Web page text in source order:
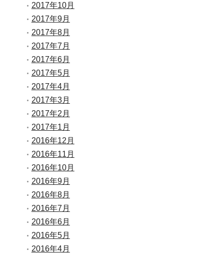
2017年10月
2017年9月
2017年8月
2017年7月
2017年6月
2017年5月
2017年4月
2017年3月
2017年2月
2017年1月
2016年12月
2016年11月
2016年10月
2016年9月
2016年8月
2016年7月
2016年6月
2016年5月
2016年4月